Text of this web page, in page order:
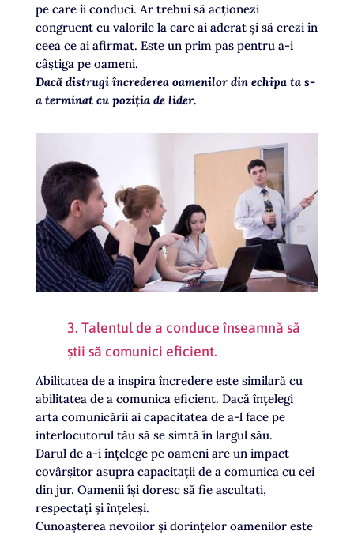
pe care îi conduci. Ar trebui să acționezi
congruent cu valorile la care ai aderat și să crezi în
ceea ce ai afirmat. Este un prim pas pentru a-i
câștiga pe oameni.
Dacă distrugi încrederea oamenilor din echipa ta s-
a terminat cu poziția de lider.
3. Talentul de a conduce înseamnă să
știi să comunici eficient.
Abilitatea de a inspira încredere este similară cu
abilitatea de a comunica eficient. Dacă înțelegi
arta comunicării ai capacitatea de a-l face pe
interlocutorul tău să se simtă în largul său.
Darul de a-i înțelege pe oameni are un impact
covârșitor asupra capacitații de a comunica cu cei
din jur. Oamenii își doresc să fie ascultați,
respectați și înțeleși.
Cunoașterea nevoilor și dorințelor oamenilor este